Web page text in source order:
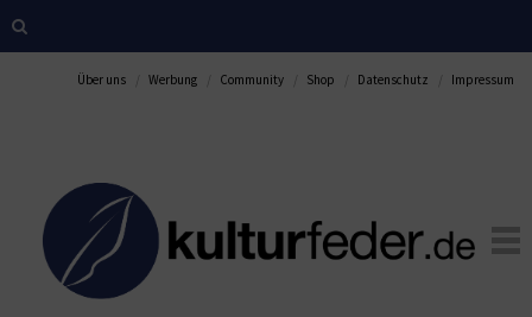
Über uns Werbung Community Shop Datenschutz Impressum